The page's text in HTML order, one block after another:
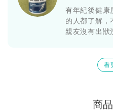
有年紀後健康
的人都了解，
親友沒有出狀
看
商